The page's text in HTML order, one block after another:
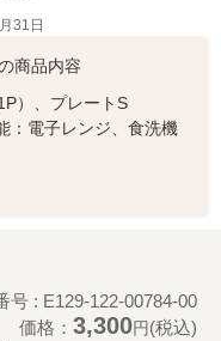
31日
商品内容
）、プレートS
：電子レンジ、食洗機
号 : E129-122-00784-00
価格： 3,300円(税込)